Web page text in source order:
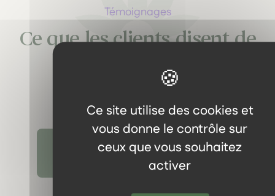
Ce site utilise des cookies et
vous donne le contrôle sur
ceux que vous souhaitez
activer
Témoignages
Ce que les clients disent de
Découvrir tous les témoignages